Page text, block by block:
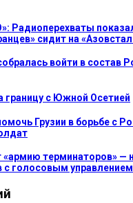
Радиоперехваты
сидит на
войти в состав
границу с Южной Осетией
Грузии в борьбе с
«армию терминаторов» —
с голосовым управлением